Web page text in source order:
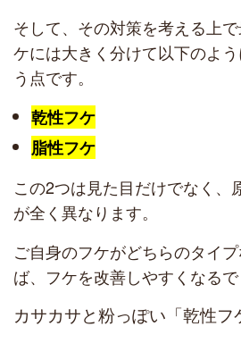
そして、その対策を考える上
ケには大きく分けて以下のよ
う点です。
乾性フケ
脂性フケ
この2つは見た目だけでなく、
が全く異なります。
ご自身のフケがどちらのタイ
ば、フケを改善しやすくなるで
カサカサと粉っぽい「乾性フ